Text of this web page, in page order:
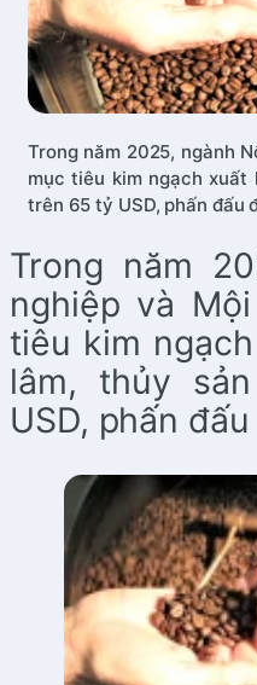
Trong năm 2025, ngành
mục tiêu kim ngạch xuất
trên 65 tỷ USD, phấn đấu
Trong năm
nghiệp và
tiêu kim
lâm, thủy
USD, phấn